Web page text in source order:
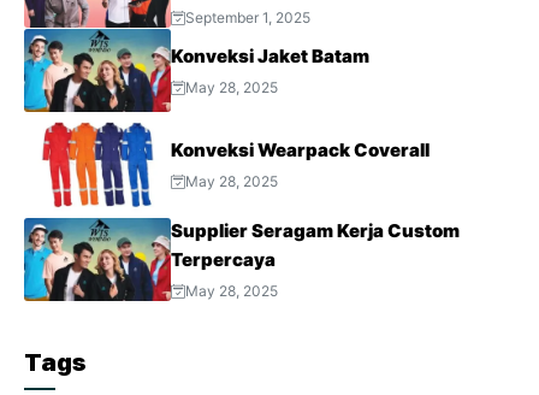
September 1, 2025
Konveksi Jaket Batam
May 28, 2025
Konveksi Wearpack Coverall
May 28, 2025
Supplier Seragam Kerja Custom
Terpercaya
May 28, 2025
Tags